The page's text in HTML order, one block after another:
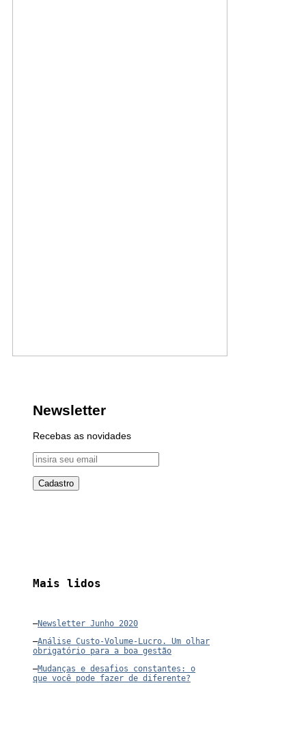
Newsletter
Recebas as novidades
Mais lidos
–Newsletter Junho 2020
–Análise Custo-Volume-Lucro. Um olhar
obrigatório para a boa gestão
–Mudanças e desafios constantes: o
que você pode fazer de diferente?